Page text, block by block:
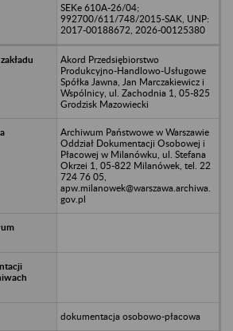
SEKe 610A-26/04;
992700/611/748/2015-SAK, UNP:
2017-00188672, 2026-00125380
Akord Przedsiębiorstwo
Produkcyjno-Handlowo-Usługowe
Spółka Jawna, Jan Marczakiewicz i
Wspólnicy, ul. Zachodnia 1, 05-825
Grodzisk Mazowiecki
Archiwum Państwowe w Warszawie
Oddział Dokumentacji Osobowej i
Płacowej w Milanówku, ul. Stefana
Okrzei 1, 05-822 Milanówek, tel. 22
724 76 05,
apw.milanowek@warszawa.archiwa.
gov.pl
dokumentacja osobowo-płacowa